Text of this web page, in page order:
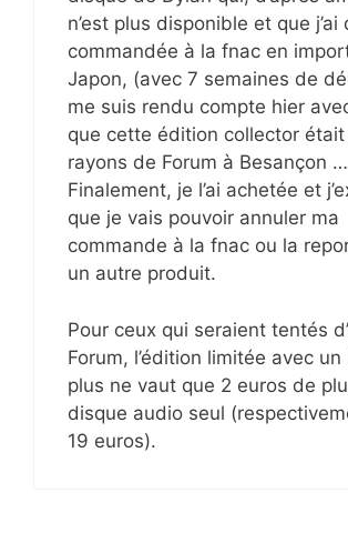
n’est plus disponible et que j’ai
commandée à la fnac en
Japon, (avec 7 semaines de
me suis rendu compte hier
que cette édition collector
rayons de Forum à Besançon
Finalement, je l’ai achetée et
que je vais pouvoir annuler ma
commande à la fnac ou la
un autre produit.
Pour ceux qui seraient tentés
Forum, l’édition limitée avec un
plus ne vaut que 2 euros de
disque audio seul
19 euros).